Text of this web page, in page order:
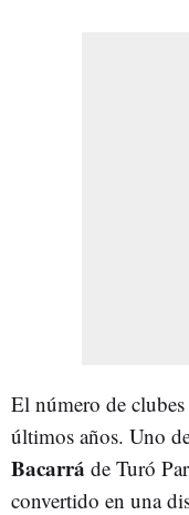
El número de
últimos años. Uno
Bacarrá de Turó
convertido en una